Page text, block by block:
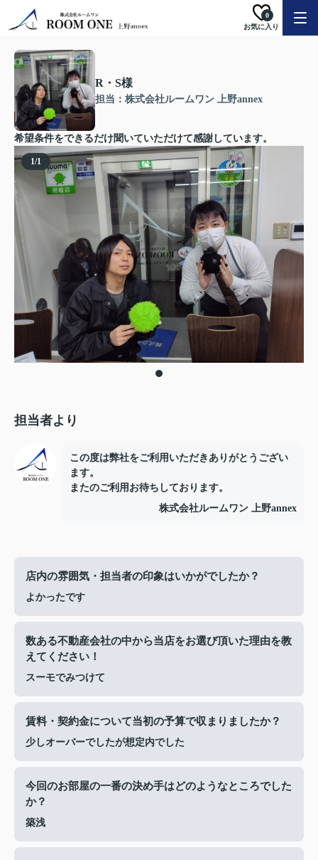
お気に入り
0
R・S様
担当：株式会社ルームワン 上野annex
希望条件をできるだけ聞いていただけて感謝しています。
1/1
担当者より
この度は弊社をご利用いただきありがとうござい
ます。
またのご利用お待ちしております。
株式会社ルームワン 上野annex
店内の雰囲気・担当者の印象はいかがでしたか？
よかったです
数ある不動産会社の中から当店をお選び頂いた理由を教
えてください！
スーモでみつけて
賃料・契約金について当初の予算で収まりましたか？
少しオーバーでしたが想定内でした
今回のお部屋の一番の決め手はどのようなところでした
か？
築浅